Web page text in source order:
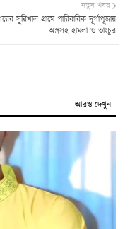
নতুন খবর
সুরিখাল গ্রামে পারিবারিক দূ্র্গাপূজায়
অস্ত্রসহ হামলা ও ভাংচুর
আরও দেখুন